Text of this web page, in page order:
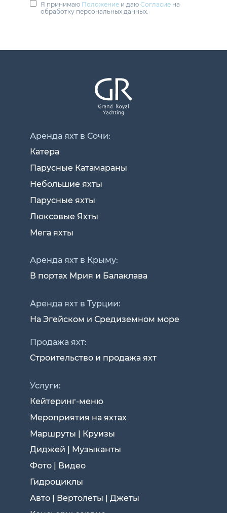
Я принимаю Положение и даю Согласие на
обработку персональных данных.
Аренда яхт в Сочи:
Катера
Парусные Катамараны
Небольшие яхты
Парусные яхты
Люксовые Яхты
Мега яхты
Аренда яхт в Крыму:
В портах Мрия и Балаклава
Аренда яхт в Турции:
На Эгейском и Средиземном море
Продажа яхт:
Строительство и продажа яхт
Услуги:
Кейтеринг-меню
Мероприятия на яхтах
Маршруты | Круизы
Диджей | Музыканты
Фото | Видео
Гидроциклы
Авто | Вертолеты | Джеты